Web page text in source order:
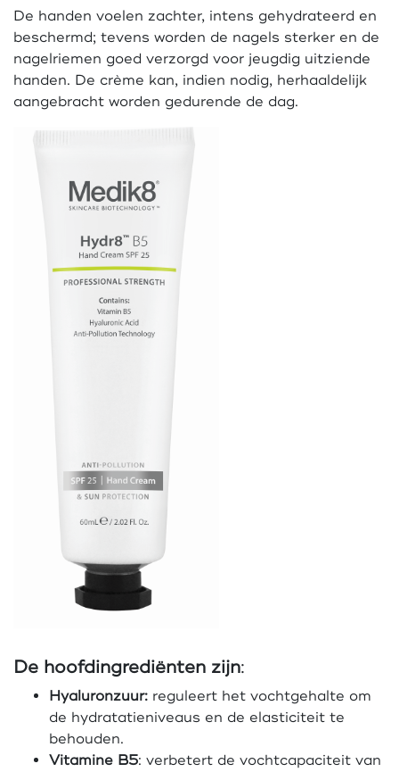
De handen voelen zachter, intens gehydrateerd en
beschermd; tevens worden de nagels sterker en de
nagelriemen goed verzorgd voor jeugdig uitziende
handen. De crème kan, indien nodig, herhaaldelijk
aangebracht worden gedurende de dag.
De hoofdingrediënten zijn:
Hyaluronzuur: reguleert het vochtgehalte om
de hydratatieniveaus en de elasticiteit te
behouden.
Vitamine B5: verbetert de vochtcapaciteit van